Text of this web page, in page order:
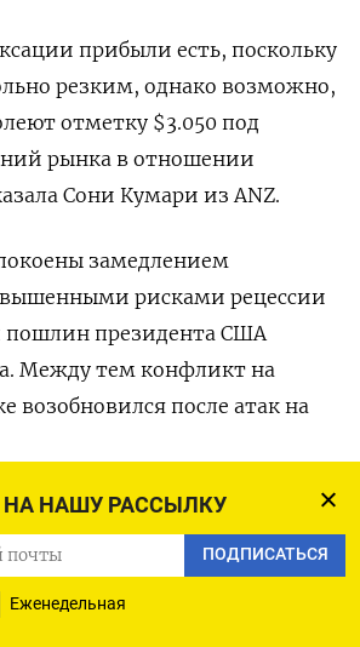
НАШУ РАССЫЛКУ
ПОДПИСАТЬСЯ
Еженедельная
прибыли есть, поскольку
резким, однако возможно,
отметку $3.050 под
рынка в отношении
Сони Кумари из ANZ.
замедлением
рисками рецессии
президента США
Между тем конфликт на
возобновился после атак на
прежнему планирует
новых ответных пошлин со 2
Белый дом во вторник,
министра финансов